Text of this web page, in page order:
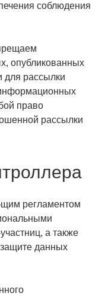
соблюдения
опубликованных
для рассылки
право
рассылки
регламентом
а также
данных